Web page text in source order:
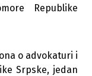
Republike
o advokaturi i
Srpske, jedan